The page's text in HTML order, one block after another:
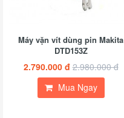
Máy vặn vít dùng pin Makita
DTD153Z
2.790.000 đ 2.980.000 đ
Mua Ngay